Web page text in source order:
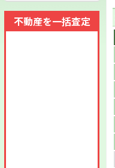
不動産を一括査定